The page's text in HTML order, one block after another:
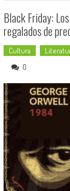
Black Friday:
regalados de
Cultura
0